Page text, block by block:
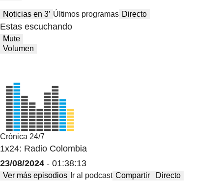
Noticias en 3′ Últimos programas Directo
Estas escuchando
Mute
Volumen
Crónica 24/7
1x24: Radio Colombia
23/08/2024 - 01:38:13
Ver más episodios Ir al podcast Compartir Directo